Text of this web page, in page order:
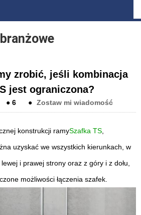
zrobić, jeśli kombinacja
jest ograniczona?
●6 ● Zostaw mi wiadomość
konstrukcji ramySzafka TS
uzyskać we wszystkich kierunkach, w
i prawej strony oraz z góry i z dołu,
możliwości łączenia szafek.